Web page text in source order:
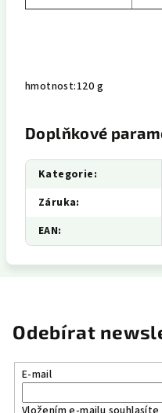
hmotnost:120 g
Doplňkové
Kategorie:
Záruka:
EAN:
Odebírat
E-mail